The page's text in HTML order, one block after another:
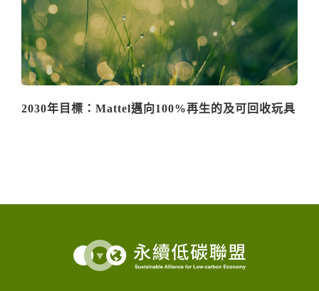
2030年目標：Mattel邁向100%再生的及可回收玩具